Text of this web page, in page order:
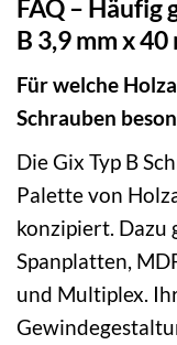
FAQ – Häufig
B 3,9 mm x
Für welche
Schrauben
Die Gix Typ B
Palette von
konzipiert. Dazu
Spanplatten,
und Multiplex.